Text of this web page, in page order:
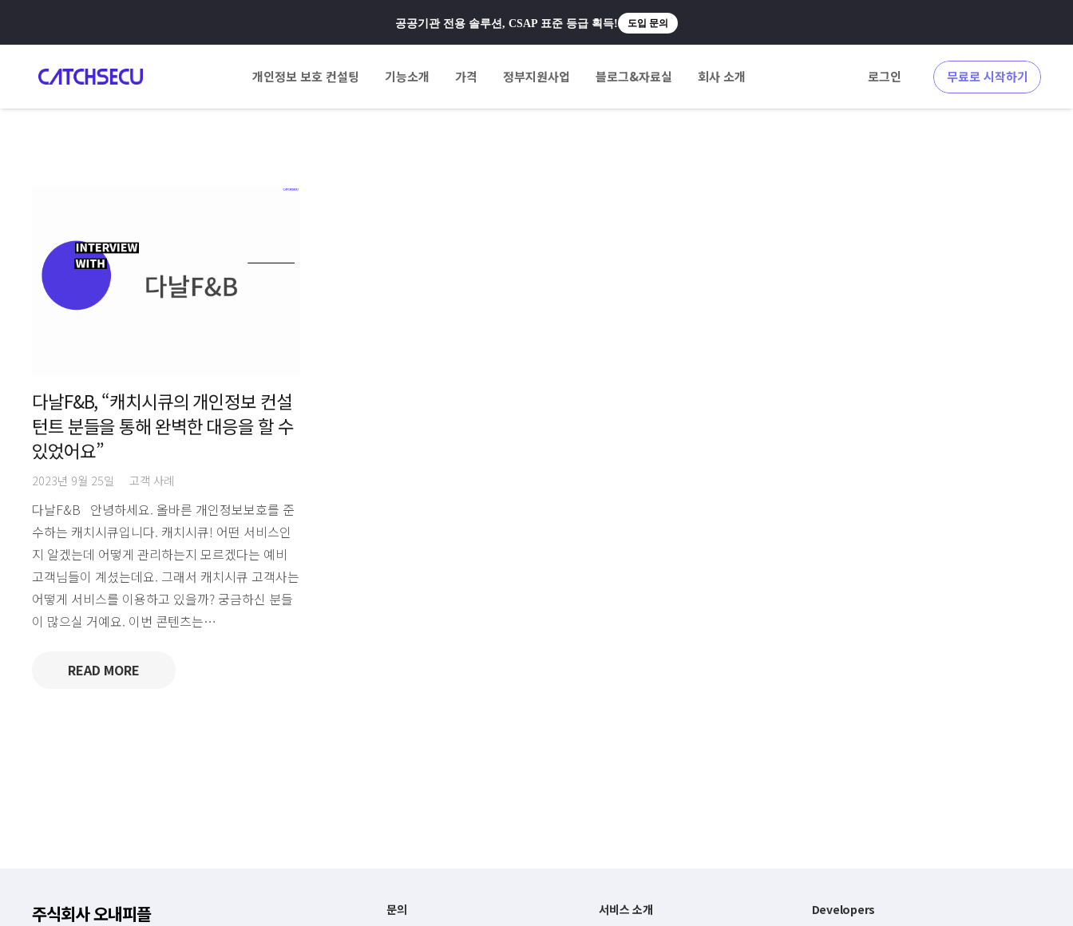
공공기관 전용 솔루션, CSAP 표준 등급 획득! 도입 문의
개인정보 보호 컨설팅 기능소개 가격 정부지원사업 블로그&자료실 회사 소개 로그인 무료로 시작하기
다날F&B, “캐치시큐의 개인정보 컨설
턴트 분들을 통해 완벽한 대응을 할 수
있었어요”
2023년 9월 25일 고객 사례
다날F&B 안녕하세요. 올바른 개인정보보호를 준
수하는 캐치시큐입니다. 캐치시큐! 어떤 서비스인
지 알겠는데 어떻게 관리하는지 모르겠다는 예비
고객님들이 계셨는데요. 그래서 캐치시큐 고객사는
어떻게 서비스를 이용하고 있을까? 궁금하신 분들
이 많으실 거예요. 이번 콘텐츠는…
READ MORE
주식회사 오내피플 문의 서비스 소개 Developers